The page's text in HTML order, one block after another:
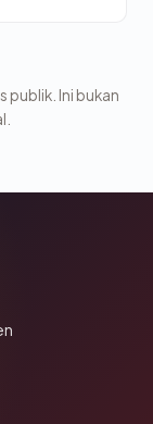
publik. Ini bukan